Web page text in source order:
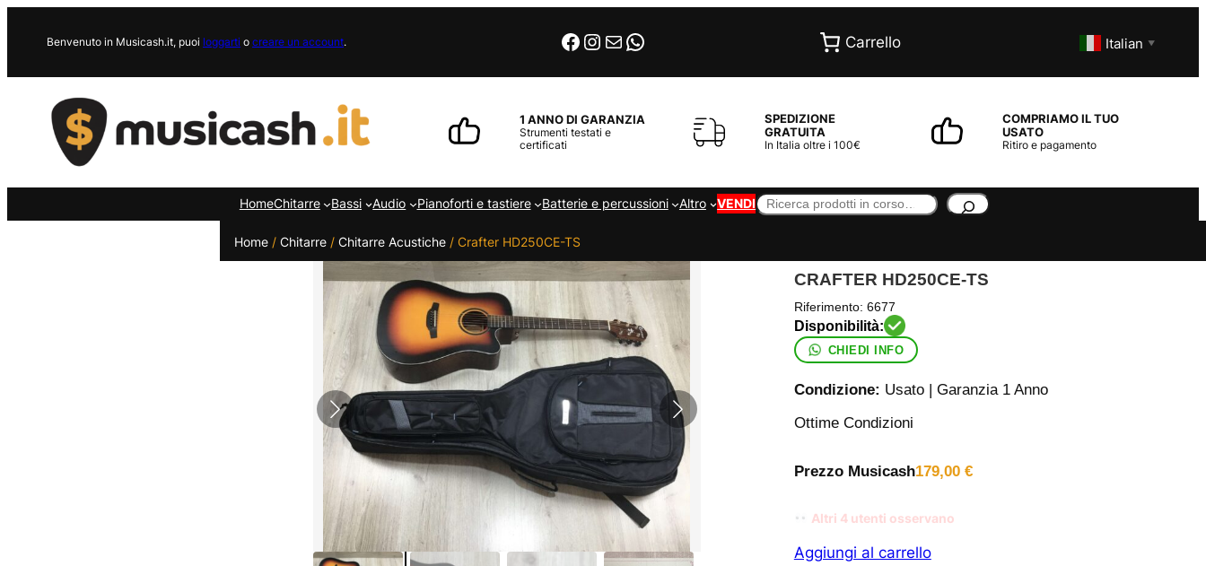
Benvenuto in Musicash.it, puoi loggarti o creare un account. Facebook
Instagram
EmailWhatsApp Carrello Italian ▼
1 ANNO DI GARANZIA
Strumenti testati e
certificati
SPEDIZIONE
GRATUITA
In Italia oltre i 100€
COMPRIAMO IL TUO
USATO
Ritiro e pagamento
HomeChitarre Bassi Audio Pianoforti e tastiere Batterie e percussioni Altro VENDICerca
Home/ Chitarre/ Chitarre Acustiche/ Crafter HD250CE-TS
CRAFTER HD250CE-TS
Riferimento: 6677
CHIEDI INFO
Condizione: Usato | Garanzia 1 Anno
Ottime Condizioni
Prezzo Musicash179,00 €
Altri 4 utenti osservano
Aggiungi al carrello